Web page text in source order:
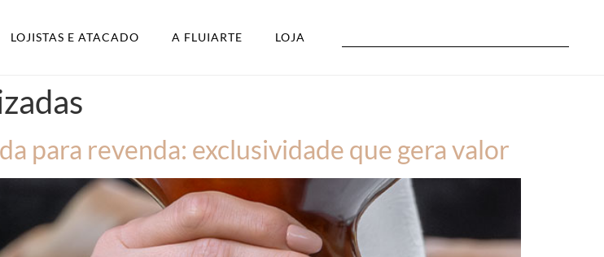
LOJISTAS E ATACADO A FLUIARTE LOJA
para revenda: exclusividade que gera valor